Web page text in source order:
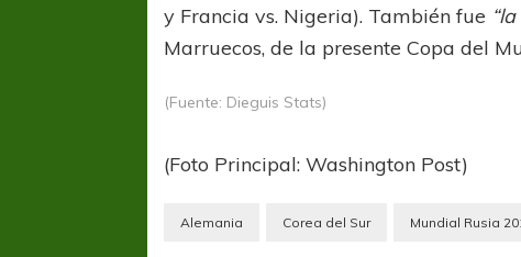
y Francia vs. Nigeria). También fue
Marruecos, de la presente Copa del
(Fuente: Dieguis Stats)
(Foto Principal: Washington Post)
Alemania Corea del Sur Mundial Rusia
Federal